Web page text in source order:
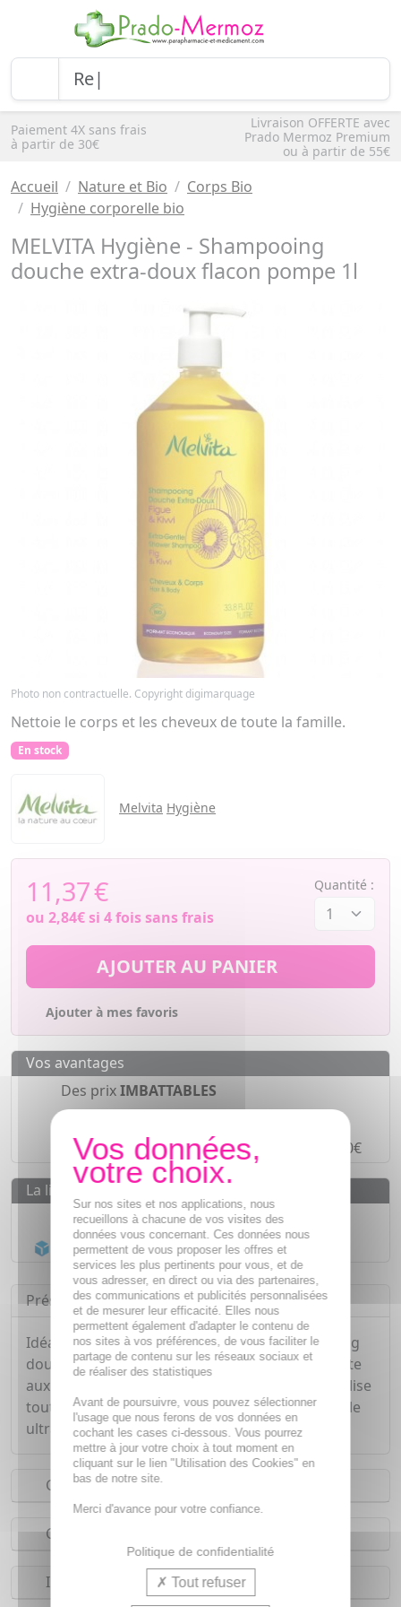
Paiement 4X sans frais
à partir de 30€
Livraison OFFERTE avec
Prado Mermoz Premium
ou à partir de 55€
Accueil Nature et Bio
Corps Bio
Hygiène corporelle bio
MELVITA Hygiène - Shampooing
douche extra-doux flacon pompe 1l
Photo non contractuelle. Copyright digimarquage
Nettoie le corps et les cheveux de toute la famille.
En stock
Melvita Hygiène
11,37€
ou 2,84€si 4 fois sans frais
Quantité :
AJOUTER AU PANIER
Ajouter à mes favoris
Vos avantages
Des prixIMBATTABLES
Paiement en 4 fois sans frais à partir de 30€
La livraison
Livraison gratuite dès55€
Acheminement Chronoposten 24h*
Présentation
Idéal pour le corps et les cheveux, le shampooing
douche MELVITA nettoie toute la famille de la tête
aux pieds ! Composé de kiwi et de figue, il revitalise
tout le corps et ce, sans savon grâce à sa formule
ultra-douce, et sans silicones.
Conseils d'utilisation
Composition
Indications
Sur nos sites et nos applications, nous
recueillons à chacune de vos visites des
données vous concernant. Ces données nous
permettent de vous proposer les offres et
services les plus pertinents pour vous, et de
vous adresser, en direct ou via des partenaires,
des communications et publicités personnalisées
et de mesurer leur efficacité. Elles nous
permettent également d'adapter le contenu de
nos sites à vos préférences, de vous faciliter le
partage de contenu sur les réseaux sociaux et
de réaliser des statistiques
Avant de poursuivre, vous pouvez sélectionner
l'usage que nous ferons de vos données en
cochant les cases ci-dessous. Vous pourrez
mettre à jour votre choix à tout moment en
cliquant sur le lien "Utilisation des Cookies" en
bas de notre site.
Merci d'avance pour votre confiance.
Politique de confidentialité
Tout refuser